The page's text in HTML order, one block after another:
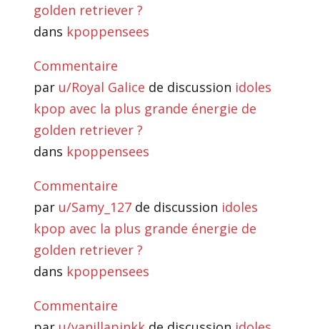
golden retriever ?
dans kpoppensees
Commentaire
par u/Royal Galice de discussion idoles
kpop avec la plus grande énergie de
golden retriever ?
dans kpoppensees
Commentaire
par u/Samy_127de discussion idoles
kpop avec la plus grande énergie de
golden retriever ?
dans kpoppensees
Commentaire